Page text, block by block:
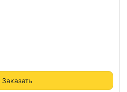
Заказать